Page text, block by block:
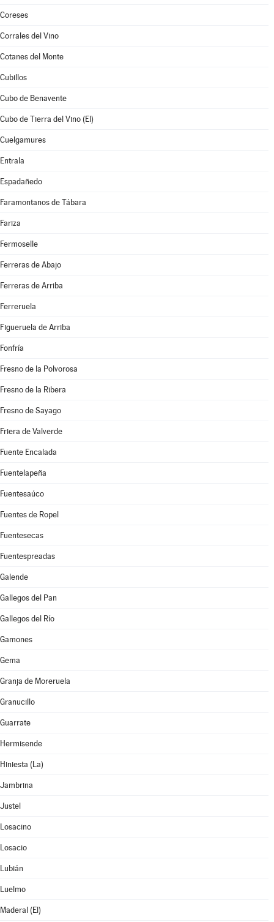
Coreses
Corrales del Vino
Cotanes del Monte
Cubillos
Cubo de Benavente
Cubo de Tierra del Vino (El)
Cuelgamures
Entrala
Espadañedo
Faramontanos de Tábara
Fariza
Fermoselle
Ferreras de Abajo
Ferreras de Arriba
Ferreruela
Figueruela de Arriba
Fonfría
Fresno de la Polvorosa
Fresno de la Ribera
Fresno de Sayago
Friera de Valverde
Fuente Encalada
Fuentelapeña
Fuentesaúco
Fuentes de Ropel
Fuentesecas
Fuentespreadas
Galende
Gallegos del Pan
Gallegos del Río
Gamones
Gema
Granja de Moreruela
Granucillo
Guarrate
Hermisende
Hiniesta (La)
Jambrina
Justel
Losacino
Losacio
Lubián
Luelmo
Maderal (El)